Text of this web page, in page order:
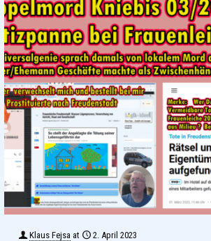
Klaus Fejsa at 2. April 2023